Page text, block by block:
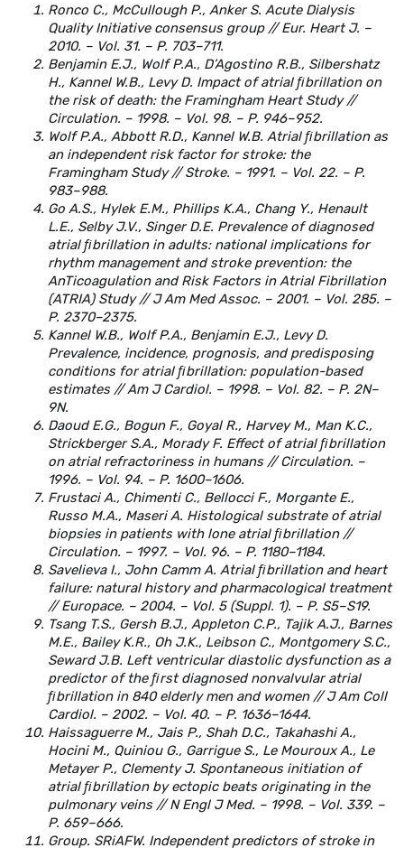
Ronco C., McCullough P., Anker S. Acute Dialysis
Quality Initiative consensus group // Eur. Heart J. –
2010. – Vol. 31. – P. 703–711.
Benjamin E.J., Wolf P.A., D’Agostino R.B., Silbershatz
H., Kannel W.B., Levy D. Impact of atrial ﬁbrillation on
the risk of death: the Framingham Heart Study //
Circulation. – 1998. – Vol. 98. – P. 946–952.
Wolf P.A., Abbott R.D., Kannel W.B. Atrial ﬁbrillation as
an independent risk factor for stroke: the
Framingham Study // Stroke. – 1991. – Vol. 22. – P.
983–988.
Go A.S., Hylek E.M., Phillips K.A., Chang Y., Henault
L.E., Selby J.V., Singer D.E. Prevalence of diagnosed
atrial ﬁbrillation in adults: national implications for
rhythm management and stroke prevention: the
AnTicoagulation and Risk Factors in Atrial Fibrillation
(ATRIA) Study // J Am Med Assoc. – 2001. – Vol. 285. –
P. 2370–2375.
Kannel W.B., Wolf P.A., Benjamin E.J., Levy D.
Prevalence, incidence, prognosis, and predisposing
conditions for atrial ﬁbrillation: population-based
estimates // Am J Cardiol. – 1998. – Vol. 82. – P. 2N–
9N.
Daoud E.G., Bogun F., Goyal R., Harvey M., Man K.C.,
Strickberger S.A., Morady F. Effect of atrial ﬁbrillation
on atrial refractoriness in humans // Circulation. –
1996. – Vol. 94. – P. 1600–1606.
Frustaci A., Chimenti C., Bellocci F., Morgante E.,
Russo M.A., Maseri A. Histological substrate of atrial
biopsies in patients with lone atrial ﬁbrillation //
Circulation. – 1997. – Vol. 96. – P. 1180–1184.
Savelieva I., John Camm A. Atrial ﬁbrillation and heart
failure: natural history and pharmacological treatment
// Europace. – 2004. – Vol. 5 (Suppl. 1). – P. S5–S19.
Tsang T.S., Gersh B.J., Appleton C.P., Tajik A.J., Barnes
M.E., Bailey K.R., Oh J.K., Leibson C., Montgomery S.C.,
Seward J.B. Left ventricular diastolic dysfunction as a
predictor of the ﬁrst diagnosed nonvalvular atrial
ﬁbrillation in 840 elderly men and women // J Am Coll
Cardiol. – 2002. – Vol. 40. – P. 1636–1644.
Haissaguerre M., Jais P., Shah D.C., Takahashi A.,
Hocini M., Quiniou G., Garrigue S., Le Mouroux A., Le
Metayer P., Clementy J. Spontaneous initiation of
atrial ﬁbrillation by ectopic beats originating in the
pulmonary veins // N Engl J Med. – 1998. – Vol. 339. –
P. 659–666.
Group. SRiAFW. Independent predictors of stroke in